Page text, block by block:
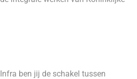
ben jij de schakel tussen